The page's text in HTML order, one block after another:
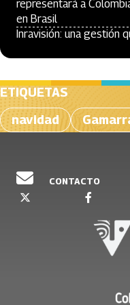
representará a
en Brasil
Inravisión: una gestión
ETIQUETAS
navidad
CONTACTO